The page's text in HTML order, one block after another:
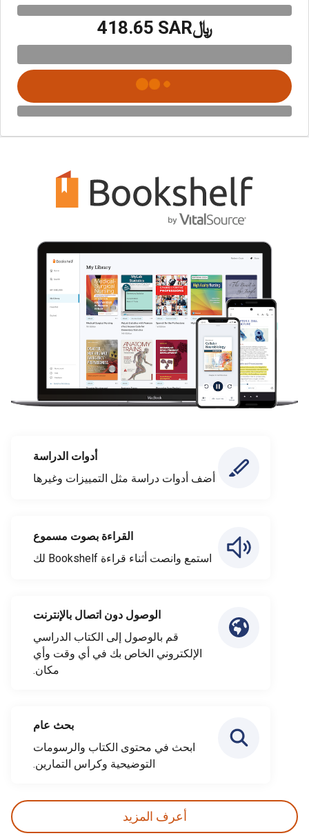
﷼‎418.65 SAR
أدوات الدراسة
أضف أدوات دراسة مثل التمييزات وغيرها
القراءة بصوت مسموع
استمع وانصت أثناء قراءة Bookshelf لك
الوصول دون اتصال بالإنترنت
قم بالوصول إلى الكتاب الدراسي
الإلكتروني الخاص بك في أي وقت وأي
مكان.
بحث عام
ابحث في محتوى الكتاب والرسومات
التوضيحية وكراس التمارين.
أعرف المزيد